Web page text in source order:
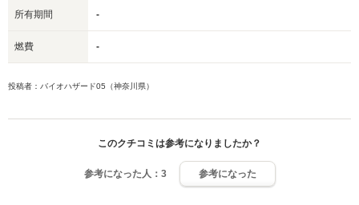
所有期間 -
燃費 -
投稿者：バイオハザード05（神奈川県）
このクチコミは参考になりましたか？
参考になった人： 3 参考になった